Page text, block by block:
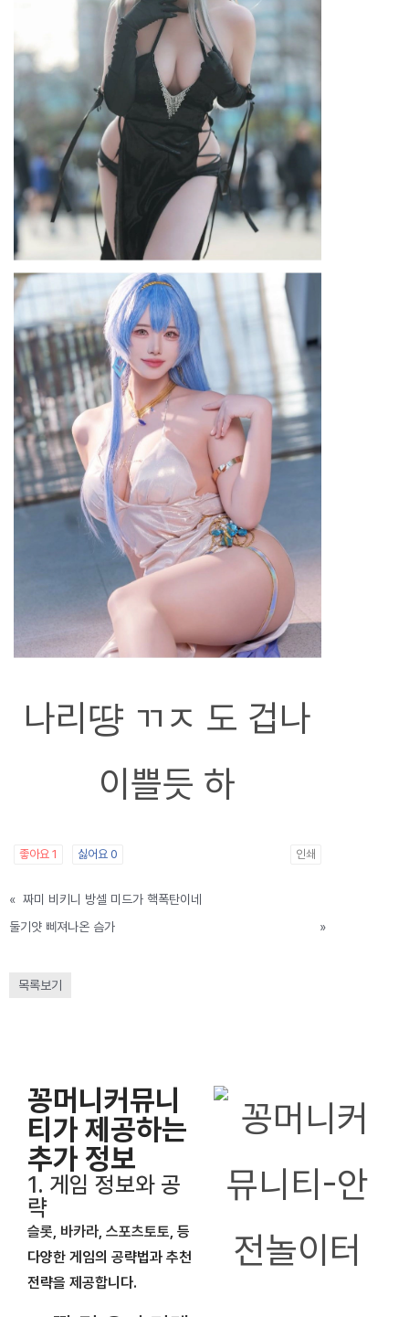
나리땽 ㄲㅈ 도 겁나
이쁠듯 하
좋아요 1 싫어요 0 인쇄
« 짜미 비키니 방셀 미드가 핵폭탄이네
둘기얏 삐져나온 슴가
»
목록보기
꽁머니커뮤니
티가 제공하는
추가 정보
1. 게임 정보와 공
략
슬롯, 바카라, 스포츠토토, 등
다양한 게임의 공략법과 추천
전략을 제공합니다.